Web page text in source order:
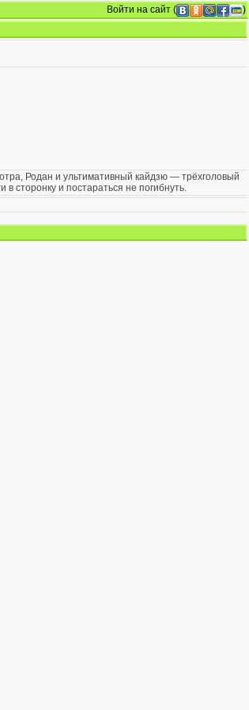
Войти на сайт ( )
Родан и ультимативный кайдзю — трёхголовый
сторонку и постараться не погибнуть.